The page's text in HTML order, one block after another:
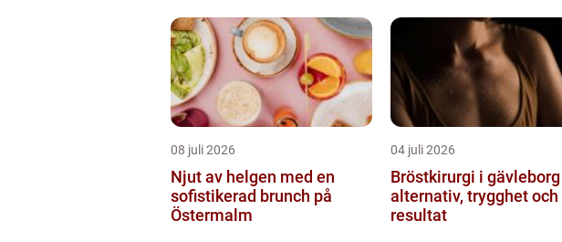
08 juli 2026
Njut av helgen med en
sofistikerad brunch på
Östermalm
04 juli 2026
Bröstkirurgi i gävleborg
alternativ, trygghet och
resultat